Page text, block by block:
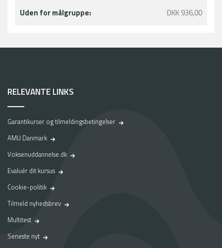
Uden for målgruppe: DKK 936,00
RELEVANTE LINKS
Garantikurser og tilmeldingsbetingelser
AMU Danmark
Voksenuddannelse.dk
Evaluér dit kursus
Cookie-politik
Tilmeld nyhedsbrev
Multitest
Seneste nyt